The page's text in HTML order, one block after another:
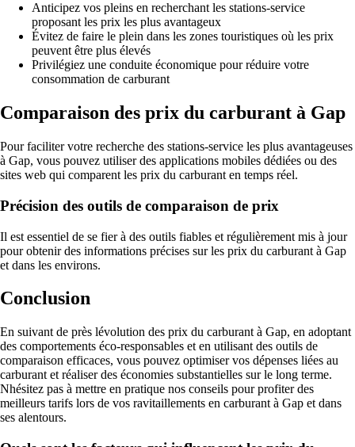
Anticipez vos pleins en recherchant les stations-service
proposant les prix les plus avantageux
Évitez de faire le plein dans les zones touristiques où les prix
peuvent être plus élevés
Privilégiez une conduite économique pour réduire votre
consommation de carburant
Comparaison des prix du carburant à Gap
Pour faciliter votre recherche des stations-service les plus avantageuses
à Gap, vous pouvez utiliser des applications mobiles dédiées ou des
sites web qui comparent les prix du carburant en temps réel.
Précision des outils de comparaison de prix
Il est essentiel de se fier à des outils fiables et régulièrement mis à jour
pour obtenir des informations précises sur les prix du carburant à Gap
et dans les environs.
Conclusion
En suivant de près lévolution des prix du carburant à Gap, en adoptant
des comportements éco-responsables et en utilisant des outils de
comparaison efficaces, vous pouvez optimiser vos dépenses liées au
carburant et réaliser des économies substantielles sur le long terme.
Nhésitez pas à mettre en pratique nos conseils pour profiter des
meilleurs tarifs lors de vos ravitaillements en carburant à Gap et dans
ses alentours.